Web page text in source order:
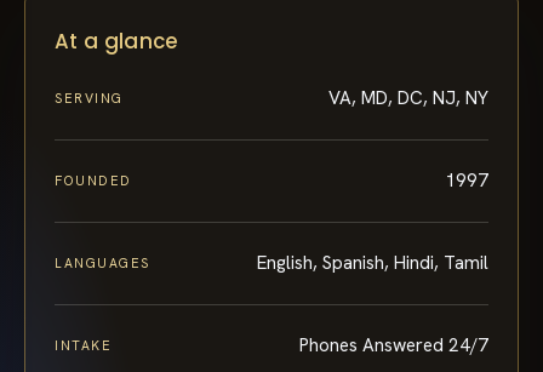
At a glance
SERVING VA, MD, DC, NJ, NY
FOUNDED 1997
LANGUAGES English, Spanish, Hindi, Tamil
INTAKE Phones Answered 24/7